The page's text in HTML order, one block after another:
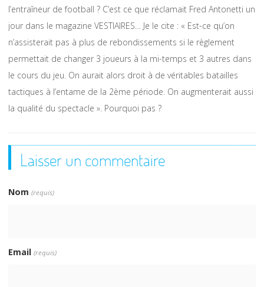
l’entraîneur de football ? C’est ce que réclamait Fred Antonetti un
jour dans le magazine VESTIAIRES… Je le cite : « Est-ce qu’on
n’assisterait pas à plus de rebondissements si le règlement
permettait de changer 3 joueurs à la mi-temps et 3 autres dans
le cours du jeu. On aurait alors droit à de véritables batailles
tactiques à l’entame de la 2ème période. On augmenterait aussi
la qualité du spectacle ». Pourquoi pas ?
Laisser un commentaire
Nom (requis)
Email (requis)